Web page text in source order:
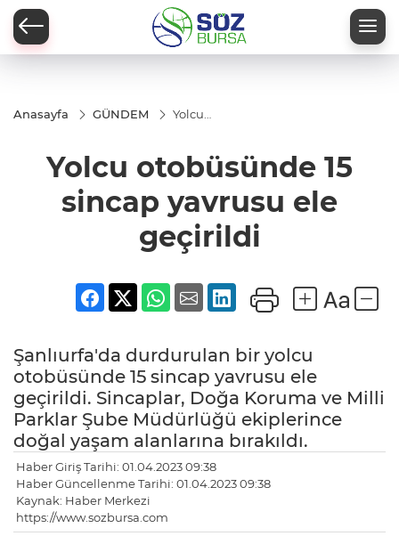
Anasayfa GÜNDEM
Yolcu
yavrusu ele
geçirildi
Yolcu otobüsünde 15
sincap yavrusu ele
geçirildi
Şanlıurfa'da durdurulan bir yolcu
otobüsünde 15 sincap yavrusu ele
geçirildi. Sincaplar, Doğa Koruma ve Milli
Parklar Şube Müdürlüğü ekiplerince
doğal yaşam alanlarına bırakıldı.
Haber Giriş Tarihi: 01.04.2023 09:38
Haber Güncellenme Tarihi: 01.04.2023 09:38
Kaynak: Haber Merkezi
https://www.sozbursa.com